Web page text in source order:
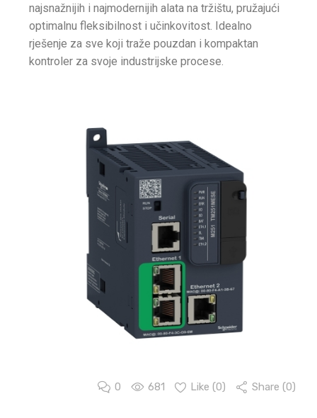
najsnažnijih i najmodernijih alata na tržištu, pružajući
optimalnu fleksibilnost i učinkovitost. Idealno
rješenje za sve koji traže pouzdan i kompaktan
kontroler za svoje industrijske procese.
0 681 Like (0) Share (0)